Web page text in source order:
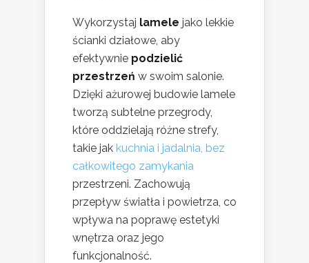
Wykorzystaj lamele jako lekkie
ścianki działowe, aby
efektywnie podzielić
przestrzeń w swoim salonie.
Dzięki ażurowej budowie lamele
tworzą subtelne przegrody,
które oddzielają różne strefy,
takie jak kuchnia i jadalnia, bez
całkowitego zamykania
przestrzeni. Zachowują
przepływ światła i powietrza, co
wpływa na poprawę estetyki
wnętrza oraz jego
funkcjonalność.